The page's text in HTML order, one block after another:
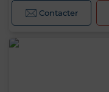
Contacter